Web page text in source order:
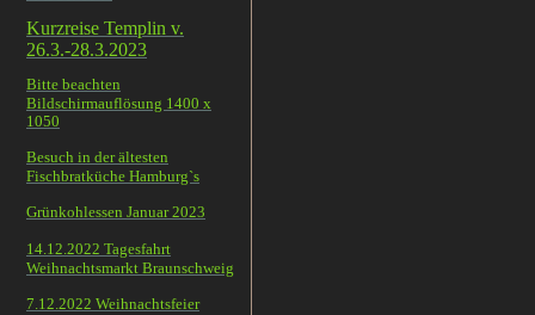
Kurzreise Templin v.
26.3.-28.3.2023
Bitte beachten
Bildschirmauflösung 1400 x
1050
Besuch in der ältesten
Fischbratküche Hamburg`s
Grünkohlessen Januar 2023
14.12.2022 Tagesfahrt
Weihnachtsmarkt Braunschweig
7.12.2022 Weihnachtsfeier